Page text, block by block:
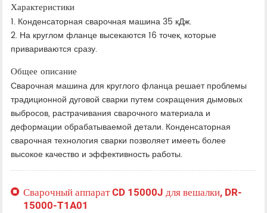
Характеристики
1. Конденсаторная сварочная машина 35 кДж.
2. На круглом фланце высекаются 16 точек, которые
привариваются сразу.
Общее описание
Сварочная машина для круглого фланца решает проблемы
традиционной дуговой сварки путем сокращения дымовых
выбросов, растрачивания сварочного материала и
деформации обрабатываемой детали. Конденсаторная
сварочная технология сварки позволяет имееть более
высокое качество и эффективность работы.
Сварочный аппарат CD 15000J для вешалки, DR-
15000-T1A01